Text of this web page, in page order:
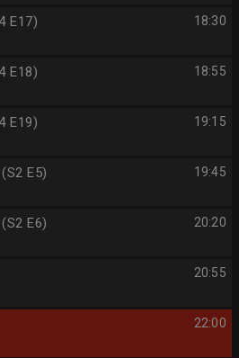
18:30
E17)
18:55
E18)
19:15
E19)
19:45
E5)
20:20
E6)
20:55
22:00